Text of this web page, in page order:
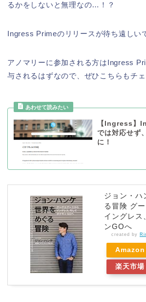
るかをしないと無理なの…！？
Ingress Primeのリリースが待ち遠しい
アノマリーに参加される方はIngress
与されるはずなので、ぜひこちらもチェ
【Ingress】
では対応せず
に！
ジョン・ハ
る冒険 グ
イングレス
ンGOへ
created by
Amazon
楽天市場